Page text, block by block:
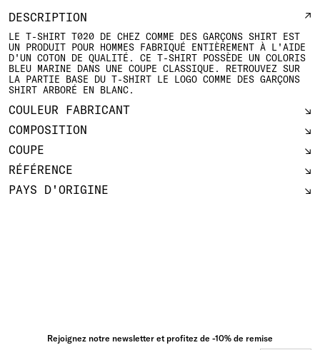
DESCRIPTION
LE T-SHIRT T020 DE CHEZ COMME DES GARÇONS SHIRT EST
UN PRODUIT POUR HOMMES FABRIQUÉ ENTIÈREMENT À L'AIDE
D'UN COTON DE QUALITÉ. CE T-SHIRT POSSÈDE UN COLORIS
BLEU MARINE DANS UNE COUPE CLASSIQUE. RETROUVEZ SUR
LA PARTIE BASE DU T-SHIRT LE LOGO COMME DES GARÇONS
SHIRT ARBORÉ EN BLANC.
COULEUR FABRICANT
COMPOSITION
COUPE
RÉFÉRENCE
PAYS D'ORIGINE
Rejoignez notre newsletter et profitez de -10% de remise